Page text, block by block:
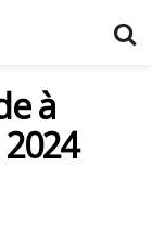
à